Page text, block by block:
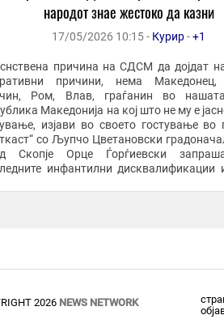
народот знае жестоко да казни
17/05/2026 10:15 - Курир-+1
причина на СДСМ да дојдат
причини, нема Македонец,
Ром, Влав, граѓанин во
Македонија на кој што не му е
изјави во своето гостување во
со Љупчо Цветановски
Скопје Орце Ѓорѓиевски
инфантилни дисквалификации
2026 NEWS NETWORK